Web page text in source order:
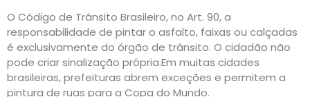
O Código de Trânsito Brasileiro, no Art. 90, a
responsabilidade de pintar o asfalto, faixas ou calçadas
é exclusivamente do órgão de trânsito. O cidadão não
pode criar sinalização própria.Em muitas cidades
brasileiras, prefeituras abrem exceções e permitem a
pintura de ruas para a Copa do Mundo.